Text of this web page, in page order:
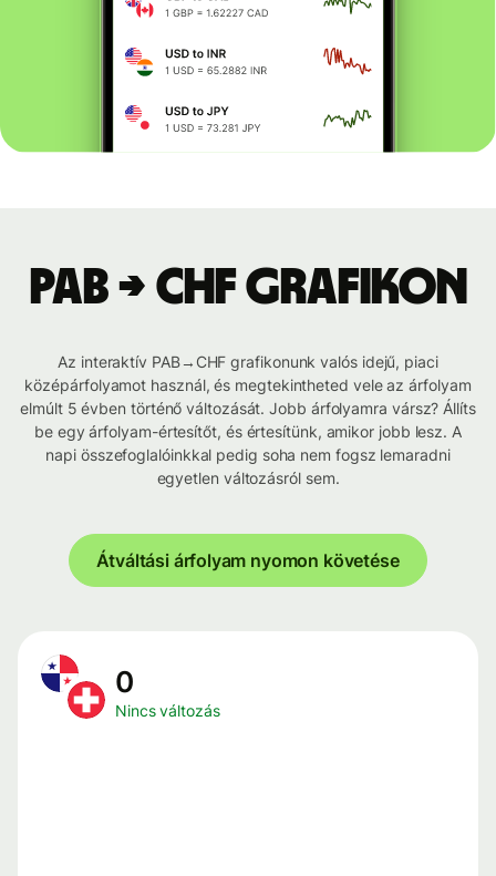
PAB → CHF grafikon
Az interaktív PAB→CHF grafikonunk valós idejű, piaci
középárfolyamot használ, és megtekintheted vele az árfolyam
elmúlt 5 évben történő változását. Jobb árfolyamra vársz? Állíts
be egy árfolyam-értesítőt, és értesítünk, amikor jobb lesz. A
napi összefoglalóinkkal pedig soha nem fogsz lemaradni
egyetlen változásról sem.
Átváltási árfolyam nyomon követése
0
Nincs változás